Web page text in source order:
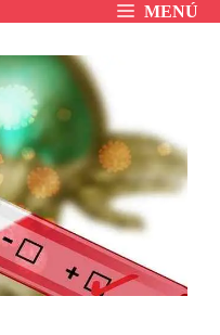
MENÚ